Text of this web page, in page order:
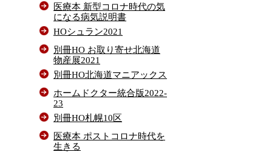
医療本 新型コロナ時代の気
になる病気説明書
HOシュラン2021
別冊HO お取り寄せ北海道
物産展2021
別冊HO北海道マニアックス
ホームドクター統合版2022-
23
別冊HO札幌10区
医療本 ポストコロナ時代を
生きる